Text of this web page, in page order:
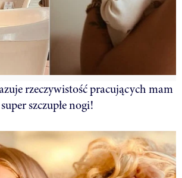
rzeczywistość pracujących mam
szczupłe nogi!